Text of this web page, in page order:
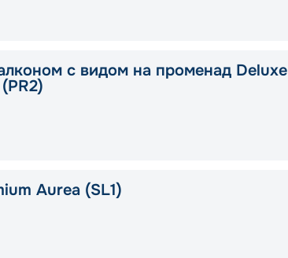
с видом на променад Deluxe
Aurea (SL1)